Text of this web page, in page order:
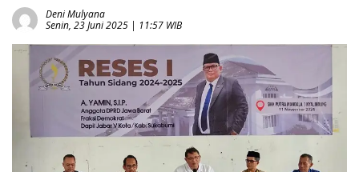
Deni Mulyana
Senin, 23 Juni 2025 | 11:57 WIB